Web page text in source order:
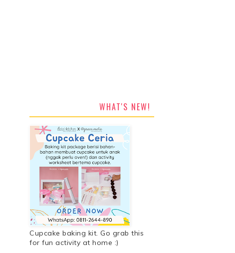
WHAT'S NEW!
Cupcake baking kit. Go grab this
for fun activity at home :)